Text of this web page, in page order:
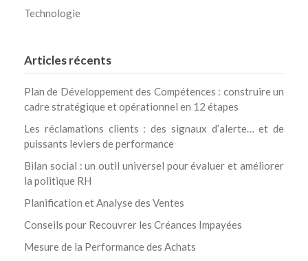
Technologie
Articles récents
Plan de Développement des Compétences : construire un
cadre stratégique et opérationnel en 12 étapes
Les réclamations clients : des signaux d’alerte… et de
puissants leviers de performance
Bilan social : un outil universel pour évaluer et améliorer
la politique RH
Planification et Analyse des Ventes
Conseils pour Recouvrer les Créances Impayées
Mesure de la Performance des Achats